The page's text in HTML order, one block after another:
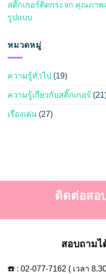
สติ๊กเกอร์ติดกระจก คุณภา
รูปแบบ
หมวดหมู่
ความรู้ทั่วไป (19)
ความรู้เกี่ยวกับสติ๊กเกอร์
เรื่องเด่น (27)
ติดต่อสอ
สอบถามไ
☎️ : 02-077-7162 ( เวลา